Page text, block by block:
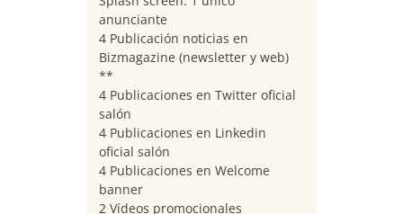
anunciante
4 Publicación noticias en
Bizmagazine (newsletter y web)
**
4 Publicaciones en Twitter oficial
salón
4 Publicaciones en Linkedin
oficial salón
4 Publicaciones en Welcome
banner
2 Vídeos promocionales